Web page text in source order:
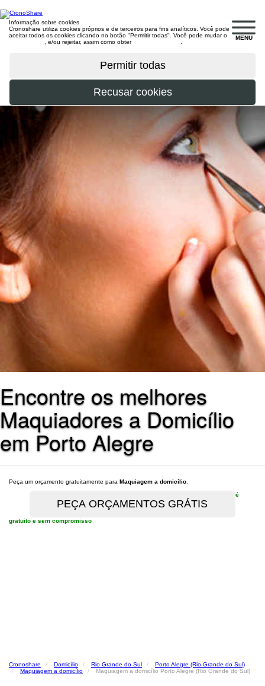
MENU
Informação sobre cookies
Cronoshare utiliza cookies próprios e de terceiros para fins analíticos. Você pode
aceitar todos os cookies clicando no botão "Permitir todas". Você pode mudar o
, e/ou rejeitar, assim como obter
Encontre os melhores
Maquiadores a Domicílio
em Porto Alegre
Peça um orçamento gratuitamente para Maquiagem a domicílio
é
gratuito e sem compromisso
Cronoshare Domicílio Rio Grande do Sul
Porto Alegre (Rio Grande do Sul)
Maquiagem a domicílio
Maquiagem a domicílio Porto Alegre (Rio Grande do Sul)